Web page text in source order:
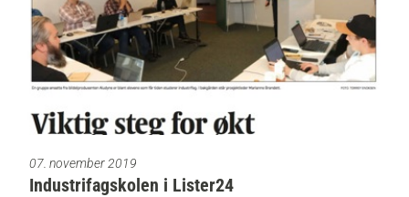
07. november 2019
Industrifagskolen i Lister24